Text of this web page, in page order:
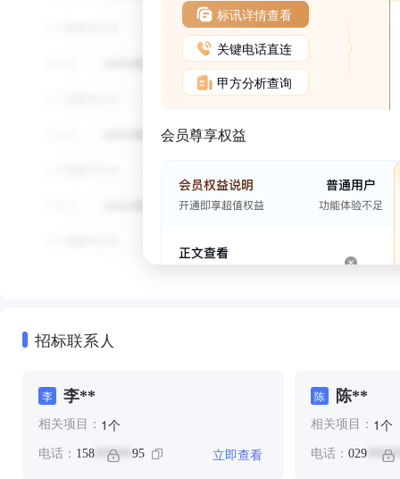
标讯详情查看
关键电话直连
甲方分析查询
会员尊享权益
招标联系人
李 李**
相关项目： 1个
电话： 158 ****** 95 立即查看
陈 陈**
相关项目： 1个
电话： 029